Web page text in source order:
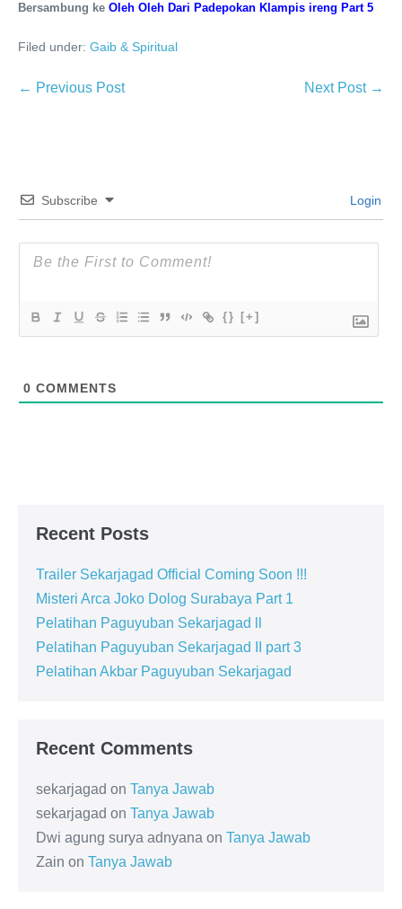
Bersambung ke Oleh Oleh Dari Padepokan Klampis ireng Part 5
Filed under: Gaib & Spiritual
← Previous Post Next Post →
Subscribe Login
{} [+]
0 COMMENTS
Recent Posts
Trailer Sekarjagad Official Coming Soon !!!
Misteri Arca Joko Dolog Surabaya Part 1
Pelatihan Paguyuban Sekarjagad ll
Pelatihan Paguyuban Sekarjagad II part 3
Pelatihan Akbar Paguyuban Sekarjagad
Recent Comments
sekarjagad on Tanya Jawab
sekarjagad on Tanya Jawab
Dwi agung surya adnyana on Tanya Jawab
Zain on Tanya Jawab